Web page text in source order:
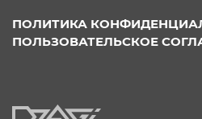
ПОЛИТИКА
ПОЛЬЗОВАТЕЛЬСКОЕ